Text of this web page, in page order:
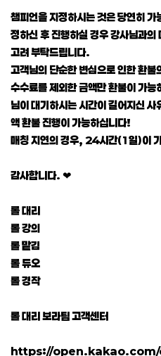
챔피언을 지정하시는 것은 당연히
정하신 후 진행하실 경우 강사님과의
고려 부탁드립니다.
고객님의 단순한 변심으로 인한 환
수수료를 제외한 금액만 환불이 가
님이 대기하시는 시간이 길어지신
액 환불 진행이 가능하십니다!
매칭 지연의 경우, 24시간(1일)이
감사합니다. ❤
롤 대리
롤 강의
롤 맡김
롤 듀오
롤 경작
롤 대리 보라팀 고객센터
https://open.kakao.com/